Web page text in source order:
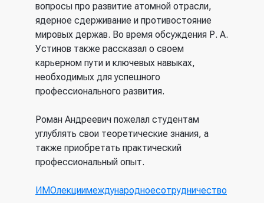
вопросы про развитие атомной отрасли,
ядерное сдерживание и противостояние
мировых держав. Во время обсуждения Р. А.
Устинов также рассказал о своем
карьерном пути и ключевых навыках,
необходимых для успешного
профессионального развития.
Роман Андреевич пожелал студентам
углублять свои теоретические знания, а
также приобретать практический
профессиональный опыт.
ИМОлекциимеждународноесотрудничество